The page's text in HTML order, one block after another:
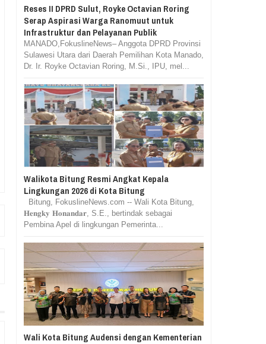
Reses II DPRD Sulut, Royke Octavian Roring
Serap Aspirasi Warga Ranomuut untuk
Infrastruktur dan Pelayanan Publik
MANADO,FokuslineNews– Anggota DPRD Provinsi
Sulawesi Utara dari Daerah Pemilihan Kota Manado,
Dr. Ir. Royke Octavian Roring, M.Si., IPU, mel...
Walikota Bitung Resmi Angkat Kepala
Lingkungan 2026 di Kota Bitung
Bitung, FokuslineNews.com -- Wali Kota Bitung,
𝐇𝐞𝐧𝐠𝐤𝐲 𝐇𝐨𝐧𝐚𝐧𝐝𝐚𝐫, S.E., bertindak sebagai
Pembina Apel di lingkungan Pemerinta...
Wali Kota Bitung Audensi dengan Kementerian